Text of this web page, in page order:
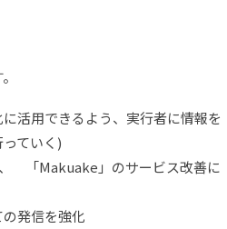
活用できるよう、実行者に情報を
ていく)
、 「Makuake」のサービス改善に
発信を強化